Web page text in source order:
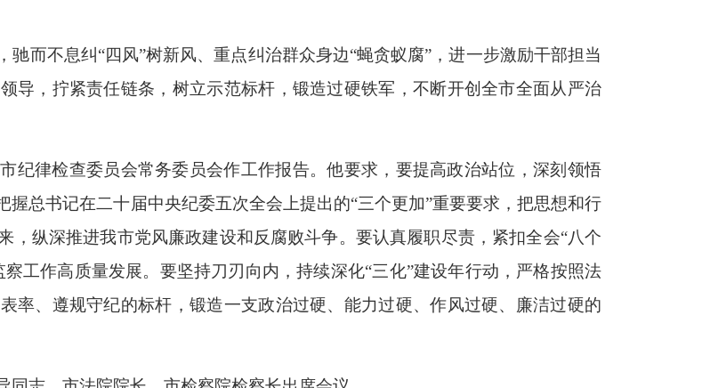
而不息纠“四风”树新风、重点纠治群众身边“蝇贪蚁腐”，进一步激励干部担当
导，拧紧责任链条，树立示范标杆，锻造过硬铁军，不断开创全市全面从严治
纪律检查委员会常务委员会作工作报告。他要求，要提高政治站位，深刻领悟
总书记在二十届中央纪委五次全会上提出的“三个更加”重要要求，把思想和行
，纵深推进我市党风廉政建设和反腐败斗争。要认真履职尽责，紧扣全会“八个
工作高质量发展。要坚持刀刃向内，持续深化“三化”建设年行动，严格按照法
率、遵规守纪的标杆，锻造一支政治过硬、能力过硬、作风过硬、廉洁过硬的